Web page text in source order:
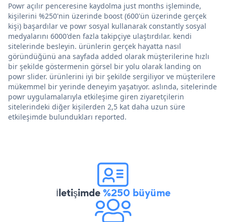
Powr açılır penceresine kaydolma just months işleminde,
kişilerini %250'nin üzerinde boost (600'ün üzerinde gerçek
kişi) başardılar ve powr sosyal kullanarak constantly sosyal
medyalarını 6000'den fazla takipçiye ulaştırdılar. kendi
sitelerinde besleyin. ürünlerin gerçek hayatta nasıl
göründüğünü ana sayfada added olarak müşterilerine hızlı
bir şekilde göstermenin görsel bir yolu olarak landing on
powr slider. ürünlerini iyi bir şekilde sergiliyor ve müşterilere
mükemmel bir yerinde deneyim yaşatıyor. aslında, sitelerinde
powr uygulamalarıyla etkileşime giren ziyaretçilerin
sitelerindeki diğer kişilerden 2,5 kat daha uzun süre
etkileşimde bulundukları reported.
İletişimde%250 büyüme